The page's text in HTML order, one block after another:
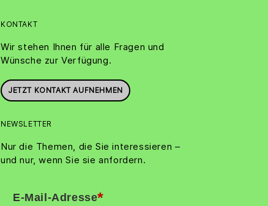
KONTAKT
Wir stehen Ihnen für alle Fragen und
Wünsche zur Verfügung.
JETZT KONTAKT AUFNEHMEN
NEWSLETTER
Nur die Themen, die Sie interessieren –
und nur, wenn Sie sie anfordern.
*
E-Mail-Adresse